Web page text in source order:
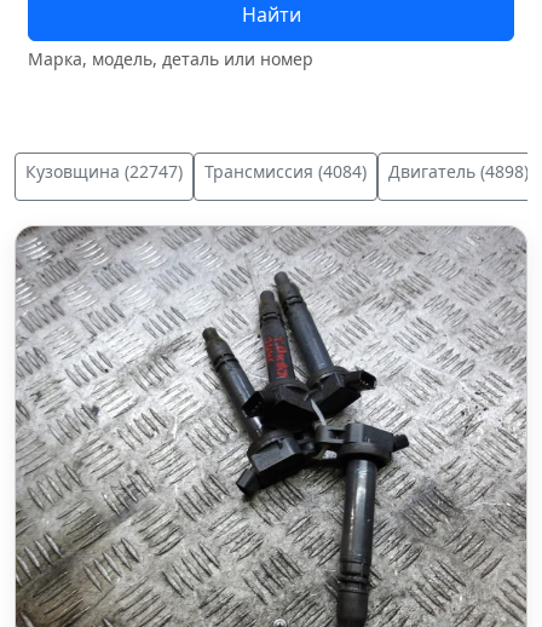
Найти
Марка, модель, деталь или номер
Кузовщина (22747) Трансмиссия (4084) Двигатель (4898)